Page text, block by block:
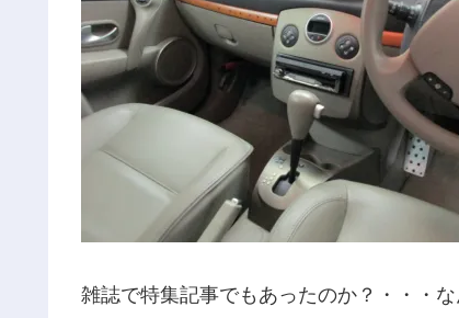
雑誌で特集記事でもあったのか？・・・